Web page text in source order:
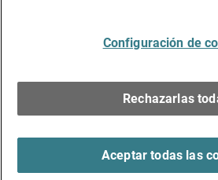
Configuración de
Rechazarlas
Aceptar todas las